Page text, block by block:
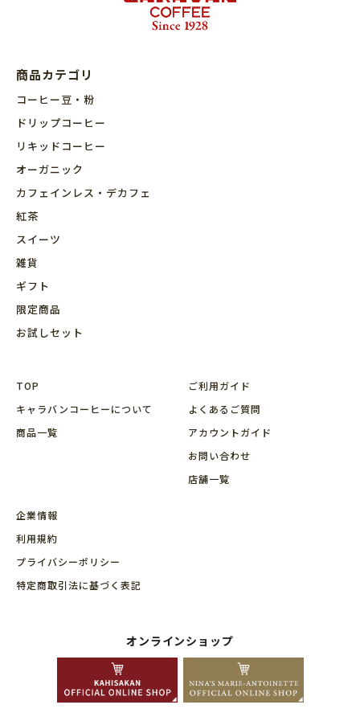
商品カテゴリ
コーヒー豆・粉
ドリップコーヒー
リキッドコーヒー
オーガニック
カフェインレス・デカフェ
紅茶
スイーツ
雑貨
ギフト
限定商品
お試しセット
TOP
キャラバンコーヒーについて
商品⼀覧
ご利用ガイド
よくあるご質問
アカウントガイド
お問い合わせ
店舗⼀覧
企業情報
利用規約
プライバシーポリシー
特定商取引法に基づく表記
オンラインショップ